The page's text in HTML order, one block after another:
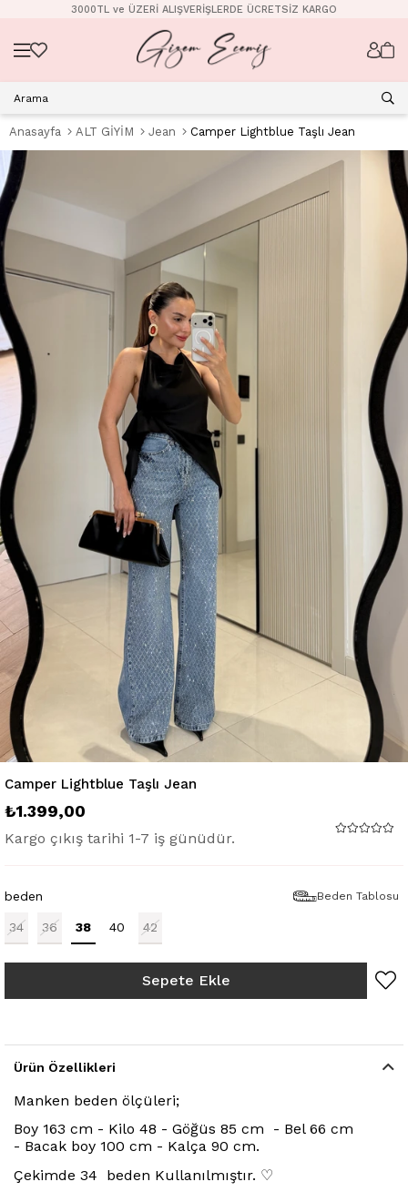
3000TL ve ÜZERİ ALIŞVERİŞLERDE ÜCRETSİZ KARGO
Anasayfa ALT GİYİM Jean Camper Lightblue Taşlı Jean
Camper Lightblue Taşlı Jean
₺1.399,00
Kargo çıkış tarihi 1-7 iş günüdür.
beden
34 36 38 40 42
Beden Tablosu
Ürün Özellikleri
Manken beden ölçüleri;
Boy 163 cm - Kilo 48 - Göğüs 85 cm - Bel 66 cm
- Bacak boy 100 cm - Kalça 90 cm.
Çekimde 34 beden Kullanılmıştır. ♡